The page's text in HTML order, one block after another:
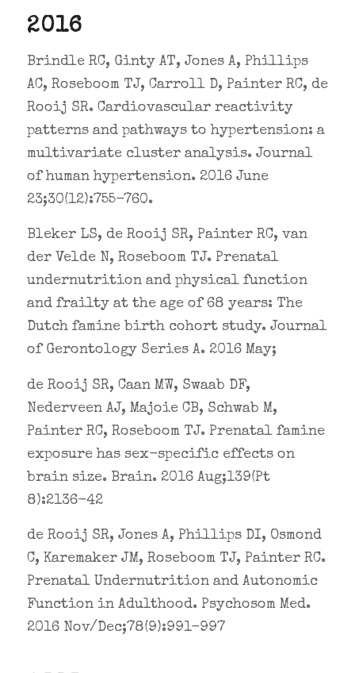
2016
Brindle RC, Ginty AT, Jones A, Phillips
AC, Roseboom TJ, Carroll D, Painter RC, de
Rooij SR. Cardiovascular reactivity
patterns and pathways to hypertension: a
multivariate cluster analysis. Journal
of human hypertension. 2016 June
23;30(12):755-760.
Bleker LS, de Rooij SR, Painter RC, van
der Velde N, Roseboom TJ. Prenatal
undernutrition and physical function
and frailty at the age of 68 years: The
Dutch famine birth cohort study. Journal
of Gerontology Series A. 2016 May;
de Rooij SR, Caan MW, Swaab DF,
Nederveen AJ, Majoie CB, Schwab M,
Painter RC, Roseboom TJ. Prenatal famine
exposure has sex-specific effects on
brain size. Brain. 2016 Aug;139(Pt
8):2136-42
de Rooij SR, Jones A, Phillips DI, Osmond
C, Karemaker JM, Roseboom TJ, Painter RC.
Prenatal Undernutrition and Autonomic
Function in Adulthood. Psychosom Med.
2016 Nov/Dec;78(9):991-997